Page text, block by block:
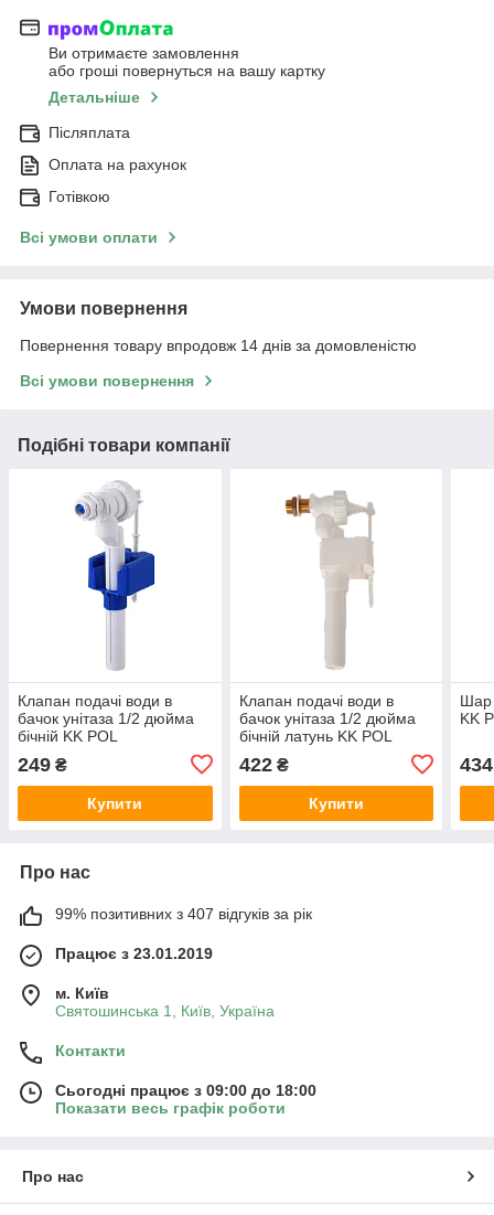
Ви отримаєте замовлення
або гроші повернуться на вашу картку
Детальніше
Післяплата
Оплата на рахунок
Готівкою
Всі умови оплати
Умови повернення
Повернення товару впродовж 14 днів за домовленістю
Всі умови повернення
Подібні товари компанії
Клапан подачі води в
бачок унітаза 1/2 дюйма
бічній KK POL
249 ₴
Купити
Клапан подачі води в
бачок унітаза 1/2 дюйма
бічній латунь KK POL
422₴
Купити
Шар
KK
434
Про нас
99% позитивних з 407 відгуків за рік
Працює з 23.01.2019
м. Київ
Святошинська 1, Київ, Україна
Контакти
Сьогодні працює з 09:00 до 18:00
Показати весь графік роботи
Про нас